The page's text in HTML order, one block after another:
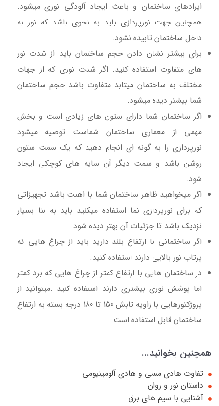
ایرادهای ساختمان و باعث ایجاد آلودگی نوری میشود.
همچنین جهت نورپردازی باید به نحوی باشد که نور به
داخل ساختمان تابیده نشود.
برای بیشتر نشان دادن حجم ساختمان باید از شدت نور
های متفاوت استفاده کنید. اگر شدت نوری که از جهات
مختلف به ساختمان میتابد متفاوت باشد حجم ساختمان
شما بیشتر دیده میشود.
اگر ساختمان شما دارای ستون های زیادی است و بخش
مهمی از معماری ساختمان شماست توصیه میشود
نورپردازی را به گونه ای انجام دهید که یک سمت ستون
روشن باشد و سمت دیگر آن سایه های کوچکی ایجاد
شود.
اگر میخواهید ظاهر ساختمان شما با اهبت باشد تجهیزاتی
که برای نورپردازی نما استفاده میکنید باید به بنا بسیار
نزدیک باشد تا جزئیات آن بهتر دیده شود.
اگر ساختمانی با ارتفاع بلند دارید باید از چراغ هایی که
پرتاب نور بالایی دارند استفاده کنید.
در ساختمان هایی با ارتفاع کمتر از چراغ هایی که برد کمتر
اما پوشش نوری بیشتری دارند استفاده کنید .میتوانید از
پروژکتورهایی با زاویه تابش 150 تا 180 درجه بسته به ارتفاع
ساختمان قابل استفاده است
همچنین بخوانید...
تفاوت هادی مسی و هادی آلومینیومی
داستان نور و روان
آشنایی با سیم های برق